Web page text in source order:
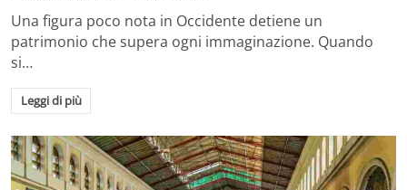
Una figura poco nota in Occidente detiene un
patrimonio che supera ogni immaginazione. Quando
si…
Leggi di più